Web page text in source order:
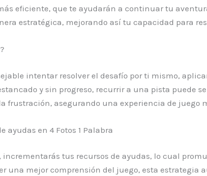
eficiente, que te ayudarán a continuar tu
estratégica, mejorando así tu capacidad para
intentar resolver el desafío por ti mismo,
y sin progreso, recurrir a una pista puede
frustración, asegurando una experiencia de juego
ayudas en 4 Fotos 1 Palabra
tus recursos de ayudas, lo cual
una mejor comprensión del juego, esta